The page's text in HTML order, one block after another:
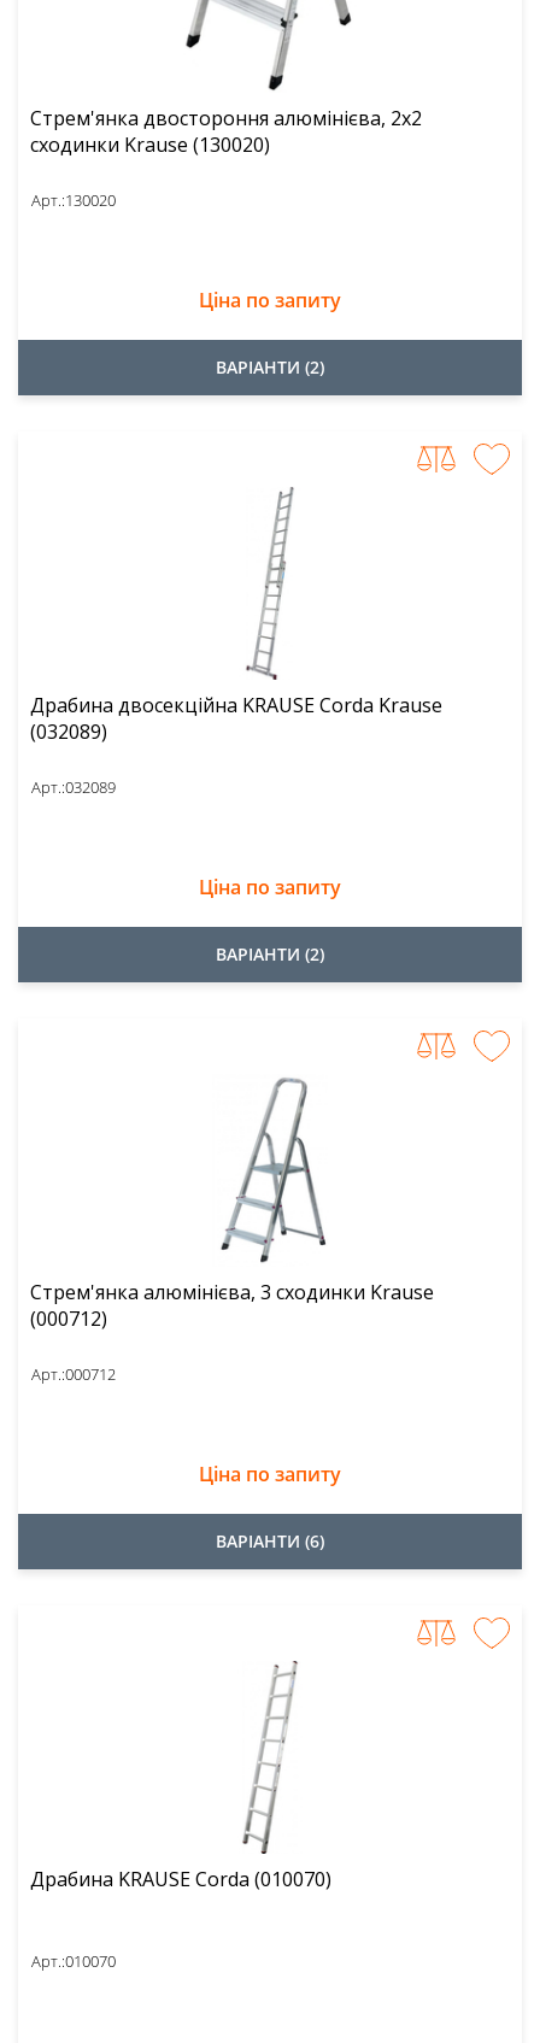
Стрем'янка двостороння алюмінієва, 2x2
сходинки Krause (130020)
Арт.:130020
Ціна по запиту
ВАРІАНТИ (2)
Драбина двосекційна KRAUSE Corda Krause
(032089)
Арт.:032089
Ціна по запиту
ВАРІАНТИ (2)
Стрем'янка алюмінієва, 3 сходинки Krause
(000712)
Арт.:000712
Ціна по запиту
ВАРІАНТИ (6)
Драбина KRAUSE Corda (010070)
Арт.:010070